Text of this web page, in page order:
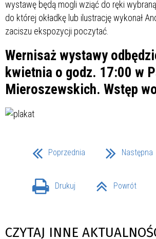
wystawę będą mogli wziąć do ręki
do której okładkę lub ilustrację wykonał
zaciszu ekspozycji poczytać.
Wernisaż wystawy
kwietnia o godz. 17:00 w
Mieroszewskich. Wstęp
Poprzednia Następna
Drukuj Powrót
CZYTAJ INNE